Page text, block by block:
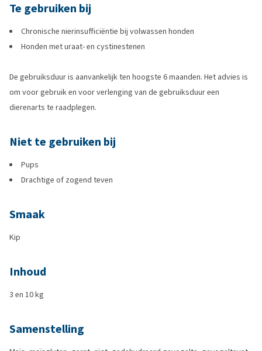
Te gebruiken bij
Chronische nierinsufficiëntie bij volwassen honden
Honden met uraat- en cystinestenen
De gebruiksduur is aanvankelijk ten hoogste 6 maanden. Het advies is
om voor gebruik en voor verlenging van de gebruiksduur een
dierenarts te raadplegen.
Niet te gebruiken bij
Pups
Drachtige of zogend teven
Smaak
Kip
Inhoud
3 en 10 kg
Samenstelling